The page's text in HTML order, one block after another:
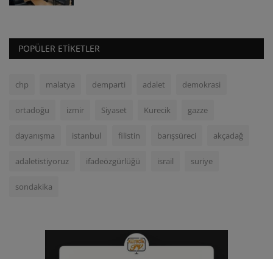
POPÜLER ETIKETLER
chp malatya demparti adalet demokrasi
ortadoğu izmir Siyaset Kurecik gazze
dayanışma istanbul filistin barışsüreci akçadağ
adaletistiyoruz ifadeözgürlüğü israil suriye
sondakika